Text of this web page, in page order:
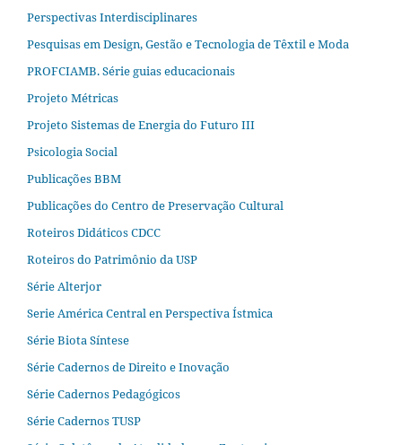
Perspectivas Interdisciplinares
Pesquisas em Design, Gestão e Tecnologia de Têxtil e Moda
PROFCIAMB. Série guias educacionais
Projeto Métricas
Projeto Sistemas de Energia do Futuro III
Psicologia Social
Publicações BBM
Publicações do Centro de Preservação Cultural
Roteiros Didáticos CDCC
Roteiros do Patrimônio da USP
Série Alterjor
Serie América Central en Perspectiva Ístmica
Série Biota Síntese
Série Cadernos de Direito e Inovação
Série Cadernos Pedagógicos
Série Cadernos TUSP